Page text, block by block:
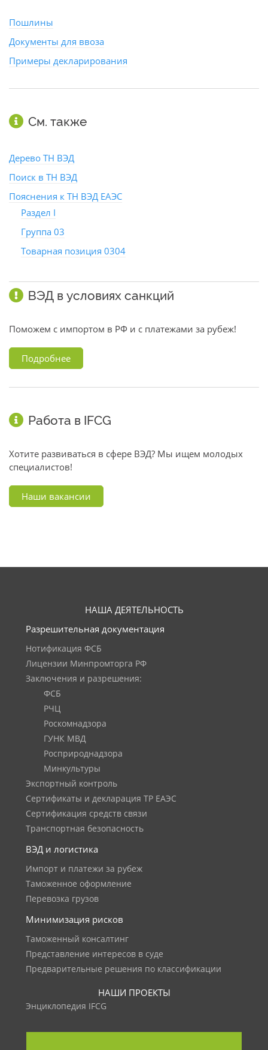
Пошлины
Документы для ввоза
Примеры декларирования
См. также
Дерево ТН ВЭД
Поиск в ТН ВЭД
Пояснения к ТН ВЭД ЕАЭС
Раздел I
Группа 03
Товарная позиция 0304
ВЭД в условиях санкций
Поможем с импортом в РФ и с платежами за рубеж!
Подробнее
Работа в IFCG
Хотите развиваться в сфере ВЭД? Мы ищем молодых
специалистов!
Наши вакансии
НАША ДЕЯТЕЛЬНОСТЬ
Разрешительная документация
Нотификация ФСБ
Лицензии Минпромторга РФ
Заключения и разрешения:
ФСБ
РЧЦ
Роскомнадзора
ГУНК МВД
Росприроднадзора
Минкультуры
Экспортный контроль
Сертификаты и декларация ТР ЕАЭС
Сертификация средств связи
Транспортная безопасность
ВЭД и логистика
Импорт и платежи за рубеж
Таможенное оформление
Перевозка грузов
Минимизация рисков
Таможенный консалтинг
Представление интересов в суде
Предварительные решения по классификации
НАШИ ПРОЕКТЫ
Энциклопедия IFCG